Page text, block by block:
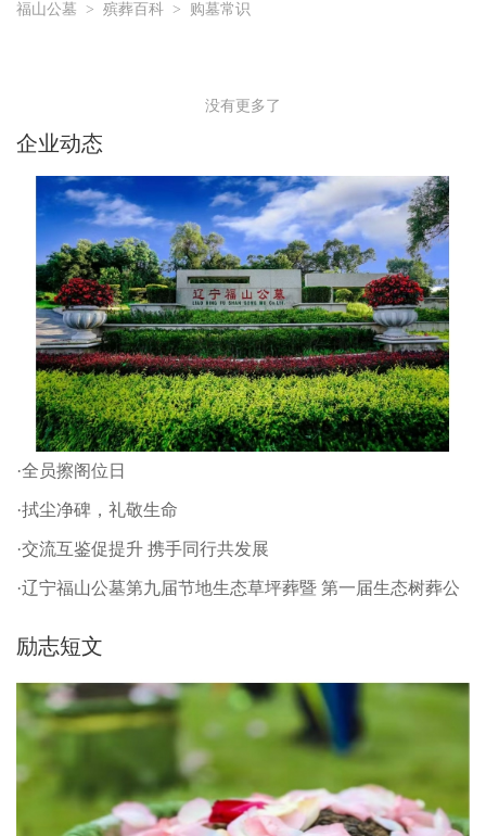
福山公墓 > 殡葬百科 > 购墓常识
没有更多了
企业动态
·全员擦阁位日
·拭尘净碑，礼敬生命
·交流互鉴促提升 携手同行共发展
·辽宁福山公墓第九届节地生态草坪葬暨 第一届生态树葬公
励志短文